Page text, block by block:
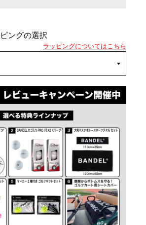
ングの選択
ラッピングについてはこちら